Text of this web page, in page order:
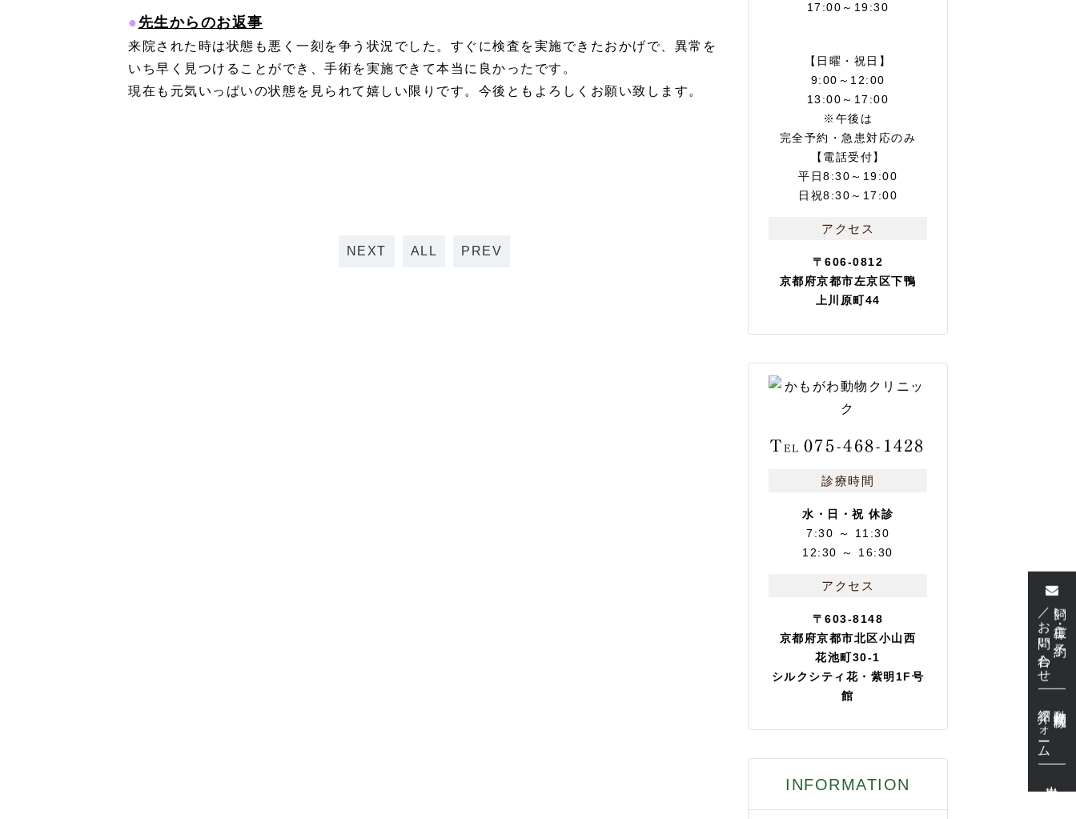
飼い主様・ご予約
／お問い合わせ
紹介フォーム
● 先生からのお返事
来院された時は状態も悪く一刻を争う状況でした。すぐに検査を実施できたおかげで、異常を
いち早く見つけることができ、手術を実施できて本当に良かったです。
現在も元気いっぱいの状態を見られて嬉しい限りです。今後ともよろしくお願い致します。
NEXT ALL PREV
17:00～19:30
【日曜・祝日】
9:00～12:00
13:00～17:00
※午後は
完全予約・急患対応のみ
【電話受付】
平日8:30～19:00
日祝8:30～17:00
アクセス
〒606-0812
京都府京都市左京区下鴨
上川原町44
TEL 075-468-1428
診療時間
水・日・祝 休診
7:30 ～ 11:30
12:30 ～ 16:30
アクセス
〒603-8148
京都府京都市北区小山西
花池町30-1
シルクシティ花・紫明1F号
館
INFORMATION